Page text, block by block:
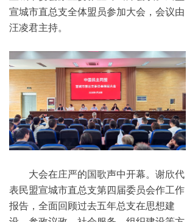
宣城市直总支全体盟员参加大会，会议由
汪凌君主持。
大会在庄严的国歌声中开幕。谢欣代
表民盟宣城市直总支第四届委员会作工作
报告，全面回顾过去五年总支在思想建